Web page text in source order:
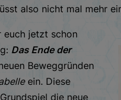
also nicht mal mehr
euch jetzt schon
Das Ende der
Beweggründen
ein. Diese
die neue